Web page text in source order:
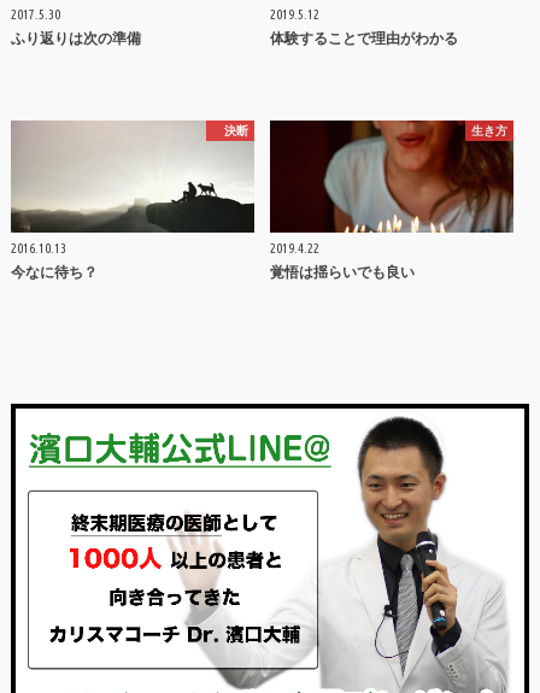
2017.5.30
ふり返りは次の準備
2019.5.12
体験することで理由がわかる
決断
2016.10.13
今なに待ち？
生き方
2019.4.22
覚悟は揺らいでも良い